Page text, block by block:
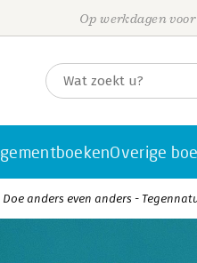
Op werkdagen
Overige
Doe anders even anders -